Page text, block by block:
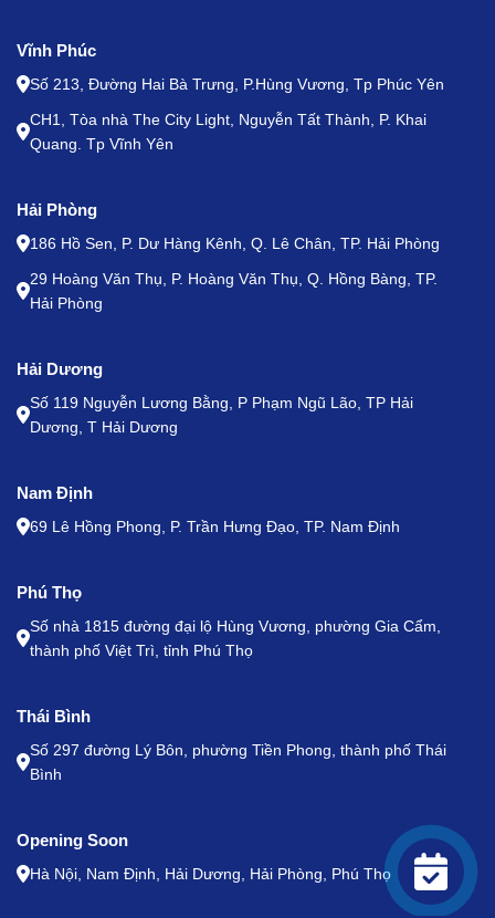
Vĩnh Phúc
Số 213, Đường Hai Bà Trưng, P.Hùng Vương, Tp Phúc Yên
CH1, Tòa nhà The City Light, Nguyễn Tất Thành, P. Khai
Quang. Tp Vĩnh Yên
Hải Phòng
186 Hồ Sen, P. Dư Hàng Kênh, Q. Lê Chân, TP. Hải Phòng
29 Hoàng Văn Thụ, P. Hoàng Văn Thụ, Q. Hồng Bàng, TP.
Hải Phòng
Hải Dương
Số 119 Nguyễn Lương Bằng, P Phạm Ngũ Lão, TP Hải
Dương, T Hải Dương
Nam Định
69 Lê Hồng Phong, P. Trần Hưng Đạo, TP. Nam Định
Phú Thọ
Số nhà 1815 đường đại lộ Hùng Vương, phường Gia Cẩm,
thành phố Việt Trì, tỉnh Phú Thọ
Thái Bình
Số 297 đường Lý Bôn, phường Tiền Phong, thành phố Thái
Bình
Opening Soon
Hà Nội, Nam Định, Hải Dương, Hải Phòng, Phú Thọ